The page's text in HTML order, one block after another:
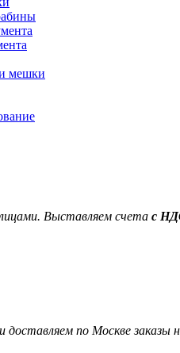
мешки
Выставляем счета с
доставляем по Москве